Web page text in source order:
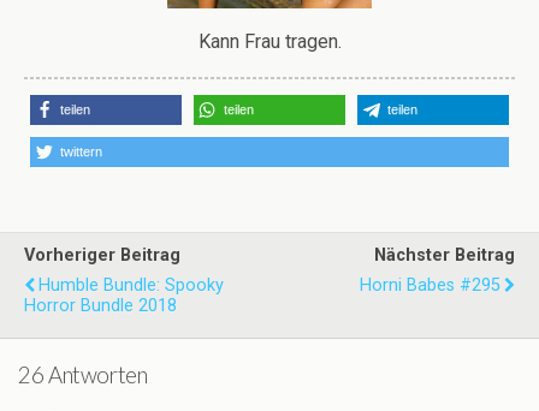
Kann Frau tragen.
teilen teilen teilen
twittern
Vorheriger Beitrag
Humble Bundle: Spooky
Horror Bundle 2018
Nächster Beitrag
Horni Babes #295
26 Antworten